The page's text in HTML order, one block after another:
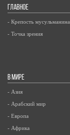
ГЛАВНОЕ
- Крепость мусульманина
- Точка зрения
В МИРЕ
- Азия
- Арабский мир
- Европа
- Африка